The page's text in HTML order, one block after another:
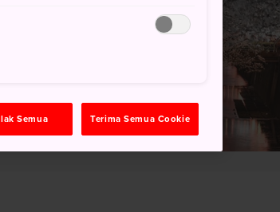
Semua Terima Semua Cookie